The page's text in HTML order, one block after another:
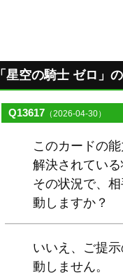
「星空の騎士 ゼロ」
Q13617 （2026-04-30）
このカードの
解決されている
その状況で、
動しますか？
いいえ、ご提
動しません。